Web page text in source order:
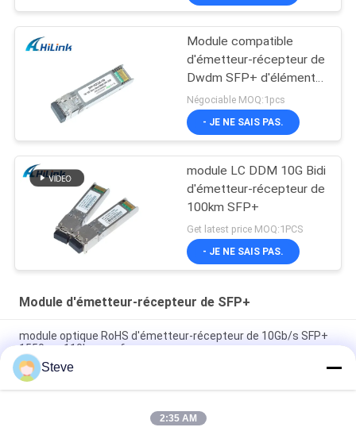
Module compatible
d'émetteur-récepteur de
Dwdm SFP+ d'élément
moteur 26db de Cisco
SFP 10G 100KM
Négociable MOQ:1pcs
- JE NE SAIS PAS.
module LC DDM 10G Bidi
d'émetteur-récepteur de
100km SFP+
Get latest price MOQ:1PCS
- JE NE SAIS PAS.
Module d'émetteur-récepteur de SFP+
module optique RoHS d'émetteur-récepteur de 10Gb/s SFP+
1550nm 110km conforme
Émetteur-récepteur BIDI 25 Gbps 40KM 1270/1310nm 40KM
APD LC DOM, émetteurs-récepteurs à fibre optique Ethernet
Steve
2:35 AM